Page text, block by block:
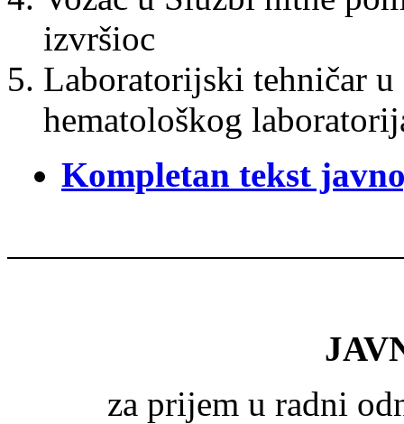
izvršioc
Laboratorijski tehničar
hematološkog
Kompletan tekst
za prijem u radni